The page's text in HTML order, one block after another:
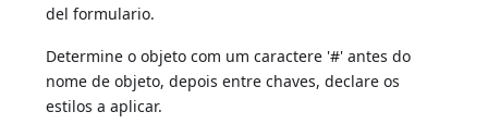
del formulario.
Determine o objeto com um caractere '#' antes do
nome de objeto, depois entre chaves, declare os
estilos a aplicar.